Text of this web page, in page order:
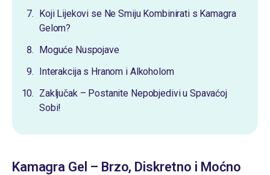
Koji Lijekovi se Ne Smiju Kombinirati s Kamagra
Gelom?
Moguće Nuspojave
Interakcija s Hranom i Alkoholom
Zaključak – Postanite Nepobjedivi u Spavaćoj
Sobi!
Kamagra Gel – Brzo, Diskretno i Moćno